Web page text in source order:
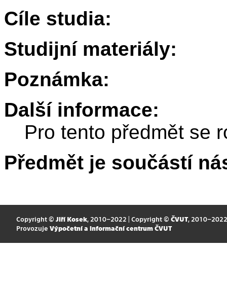
Cíle studia:
Studijní materiály:
Poznámka:
Další informace:
Pro tento předmět se
Předmět je součástí
Copyright © Jiří Kosek, 2010–2022 | Copyright © ČVUT, 2010–2022
Provozuje Výpočetní a informační centrum ČVUT